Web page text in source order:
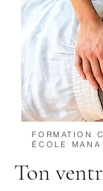
FORMATION
ÉCOLE MANA
Ton